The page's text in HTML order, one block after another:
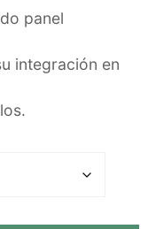
panel
integración en